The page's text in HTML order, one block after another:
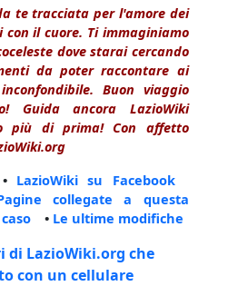
te tracciata per l'amore dei
il cuore. Ti immaginiamo
dove starai cercando
da poter raccontare ai
Buon viaggio
Guida ancora LazioWiki
più di prima! Con affetto
LazioWiki su Facebook
collegate a questa
• Le ultime modifiche
di LazioWiki.org che
con un cellulare